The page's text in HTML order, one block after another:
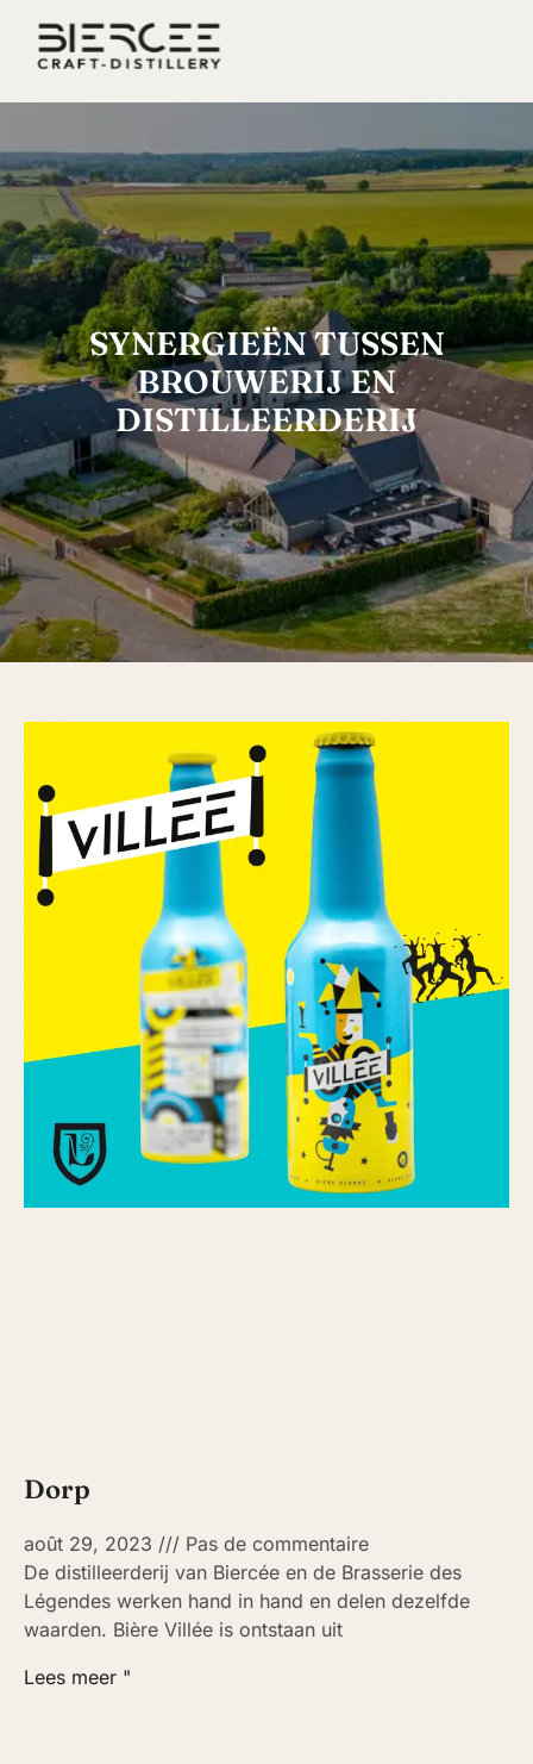
SYNERGIEËN TUSSEN
BROUWERIJ EN
DISTILLEERDERIJ
Dorp
août 29, 2023
Pas de commentaire
De distilleerderij van Biercée en de Brasserie des
Légendes werken hand in hand en delen dezelfde
waarden. Bière Villée is ontstaan uit
Lees meer "